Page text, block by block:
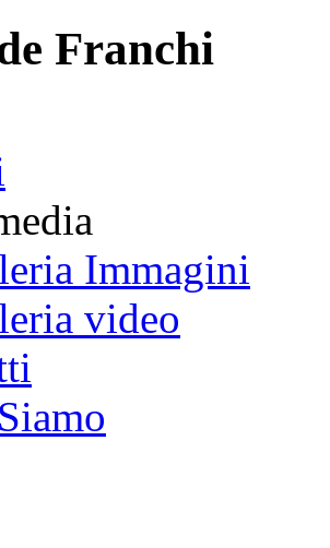
Franchi
Immagini
video